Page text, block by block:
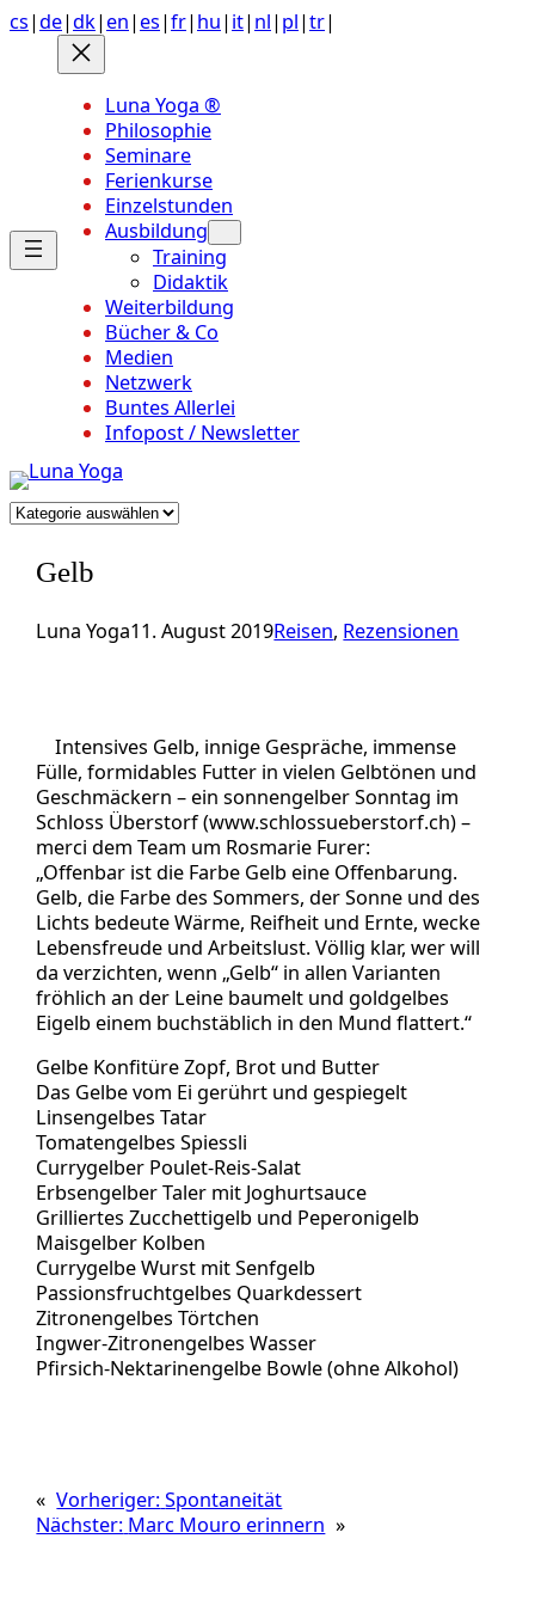
Anchor
Zum
Inhalt
springen
cs|de|dk| en| es|fr| hu| it| nl| pl|tr|
Luna Yoga ®
Philosophie
Seminare
Ferienkurse
Einzelstunden
Ausbildung
Training
Didaktik
Weiterbildung
Bücher & Co
Medien
Netzwerk
Buntes Allerlei
Infopost / Newsletter
Kategorien
Gelb
Luna Yoga11. August 2019Reisen, Rezensionen
Intensives Gelb, innige Gespräche, immense
Fülle, formidables Futter in vielen Gelbtönen und
Geschmäckern – ein sonnengelber Sonntag im
Schloss Überstorf (www.schlossueberstorf.ch) –
merci dem Team um Rosmarie Furer:
„Offenbar ist die Farbe Gelb eine Offenbarung.
Gelb, die Farbe des Sommers, der Sonne und des
Lichts bedeute Wärme, Reifheit und Ernte, wecke
Lebensfreude und Arbeitslust. Völlig klar, wer will
da verzichten, wenn „Gelb“ in allen Varianten
fröhlich an der Leine baumelt und goldgelbes
Eigelb einem buchstäblich in den Mund flattert.“
Gelbe Konfitüre Zopf, Brot und Butter
Das Gelbe vom Ei gerührt und gespiegelt
Linsengelbes Tatar
Tomatengelbes Spiessli
Currygelber Poulet-Reis-Salat
Erbsengelber Taler mit Joghurtsauce
Grilliertes Zucchettigelb und Peperonigelb
Maisgelber Kolben
Currygelbe Wurst mit Senfgelb
Passionsfruchtgelbes Quarkdessert
Zitronengelbes Törtchen
Ingwer-Zitronengelbes Wasser
Pfirsich-Nektarinengelbe Bowle (ohne Alkohol)
« Vorheriger:Spontaneität
Nächster: Marc Mouro erinnern »